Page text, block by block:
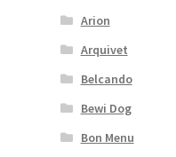
Arion
Arquivet
Belcando
Bewi Dog
Bon Menu